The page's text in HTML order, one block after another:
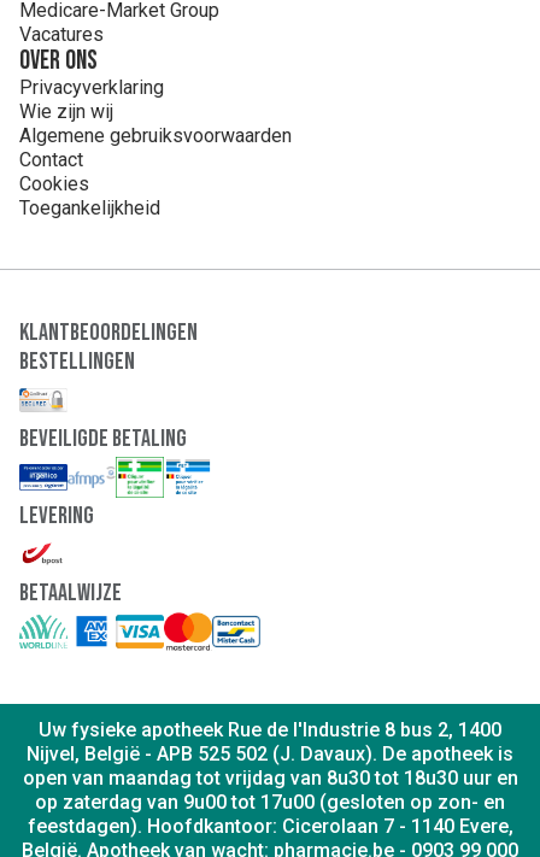
Medicare-Market Group
Vacatures
Over ons
Privacyverklaring
Wie zijn wij
Algemene gebruiksvoorwaarden
Contact
Cookies
Toegankelijkheid
Klantbeoordelingen
Bestellingen
Beveiligde Betaling
Levering
Betaalwijze
Uw fysieke apotheek Rue de l'Industrie 8 bus 2, 1400
Nijvel, België - APB 525 502 (J. Davaux). De apotheek is
open van maandag tot vrijdag van 8u30 tot 18u30 uur en
op zaterdag van 9u00 tot 17u00 (gesloten op zon- en
feestdagen). Hoofdkantoor: Cicerolaan 7 - 1140 Evere,
België. Apotheek van wacht: pharmacie.be - 0903 99 000